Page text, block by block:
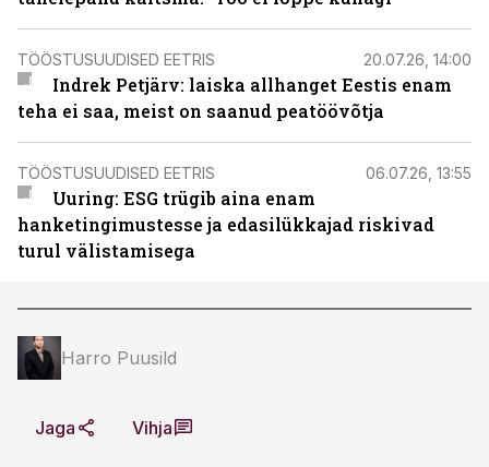
TÖÖSTUSUUDISED EETRIS 20.07.26, 14:00
Indrek Petjärv: laiska allhanget Eestis enam
teha ei saa, meist on saanud peatöövõtja
TÖÖSTUSUUDISED EETRIS 06.07.26, 13:55
Uuring: ESG trügib aina enam
hanketingimustesse ja edasilükkajad riskivad
turul välistamisega
Harro Puusild
Jaga Vihja